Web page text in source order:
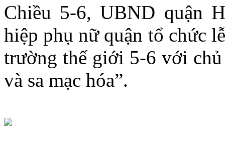
Chiều 5-6, UBND quận
hiệp phụ nữ quận tổ chức
trường thế giới 5-6 với chủ
và sa mạc hóa”.